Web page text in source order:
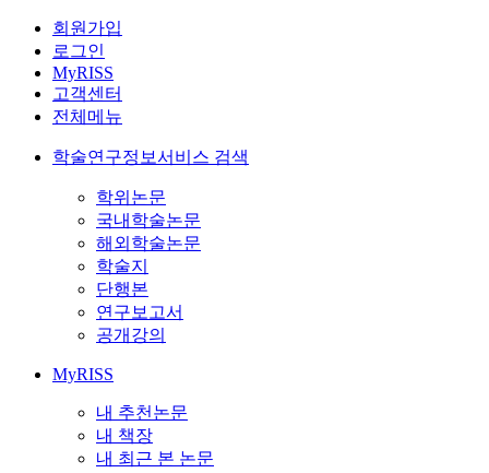
회원가입
로그인
MyRISS
고객센터
전체메뉴
학술연구정보서비스 검색
학위논문
국내학술논문
해외학술논문
학술지
단행본
연구보고서
공개강의
MyRISS
내 추천논문
내 책장
내 최근 본 논문